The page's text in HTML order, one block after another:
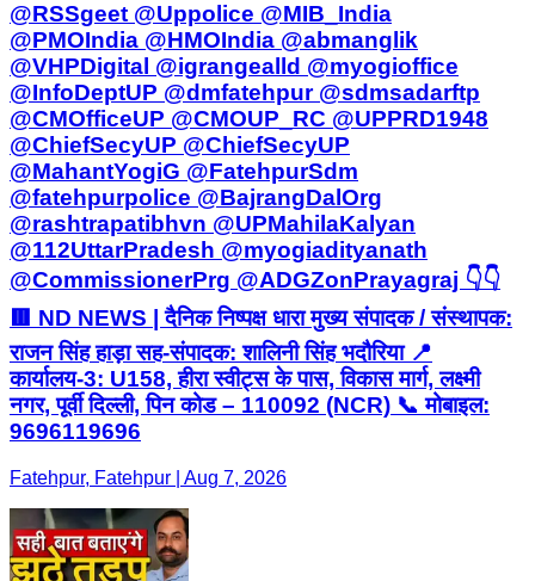
@RSSgeet @Uppolice @MIB_India
@PMOIndia @HMOIndia @abmanglik
@VHPDigital @igrangealld @myogioffice
@InfoDeptUP @dmfatehpur @sdmsadarftp
@CMOfficeUP @CMOUP_RC @UPPRD1948
@ChiefSecyUP @ChiefSecyUP
@MahantYogiG @FatehpurSdm
@fatehpurpolice @BajrangDalOrg
@rashtrapatibhvn @UPMahilaKalyan
@112UttarPradesh @myogiadityanath
@CommissionerPrg @ADGZonPrayagraj 👇👇
🟥 ND NEWS | दैनिक निष्पक्ष धारा मुख्य संपादक / संस्थापक:
राजन सिंह हाड़ा सह-संपादक: शालिनी सिंह भदौरिया 📍
कार्यालय-3: U158, हीरा स्वीट्स के पास, विकास मार्ग, लक्ष्मी
नगर, पूर्वी दिल्ली, पिन कोड – 110092 (NCR) 📞 मोबाइल:
9696119696
Fatehpur, Fatehpur | Aug 7, 2026